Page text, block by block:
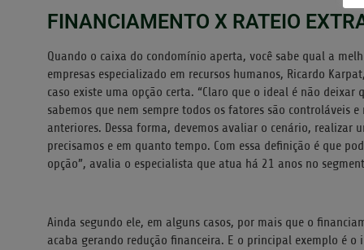
FINANCIAMENTO X RATEIO
Quando o caixa do condomínio aperta, você sabe qual a
empresas especializado em recursos humanos, Ricardo
caso existe uma opção certa. “Claro que o ideal é não
sabemos que nem sempre todos os fatores são controláveis
anteriores. Dessa forma, devemos avaliar o cenário,
precisamos e em quanto tempo. Com essa definição é que
opção”, avalia o especialista que atua há 21 anos no
Ainda segundo ele, em alguns casos, por mais que o
acaba gerando redução financeira. E o principal exemplo é